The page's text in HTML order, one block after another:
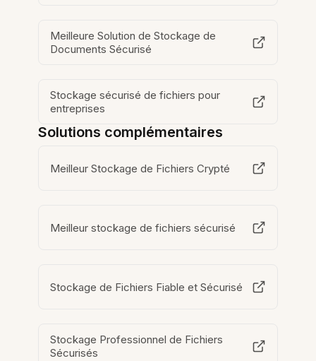
Meilleure Solution de Stockage de
Documents Sécurisé
Stockage sécurisé de fichiers pour
entreprises
Solutions complémentaires
Meilleur Stockage de Fichiers Crypté
Meilleur stockage de fichiers sécurisé
Stockage de Fichiers Fiable et Sécurisé
Stockage Professionnel de Fichiers
Sécurisés